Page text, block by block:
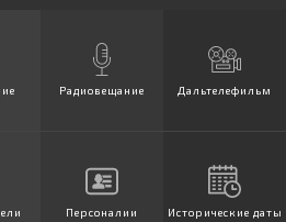
Радиовещание Дальтелефильм
Персоналии Исторические даты